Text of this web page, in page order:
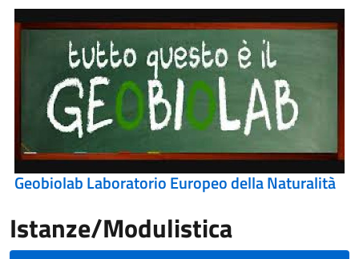
Geobiolab Laboratorio Europeo della Naturalità
Istanze/Modulistica